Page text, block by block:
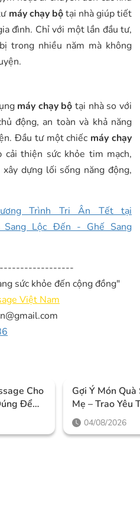
máy chạy bộtại nhà giúp tiết
đình. Chỉ với một lần đầu tư,
trong nhiều năm mà không
máy chạy bộtại nhà so với
động, an toàn và khả năng
Đầu tư một chiếc máy chạy
cải thiện sức khỏe tim mạch,
dựng lối sống năng động,
Trình Tri Ân Tết tại
Sang Lộc Đến - Ghế Sang
sức khỏe đến cộng đồng"
Việt Nam
Cho
Để
Gợi Ý Món Quà
Mẹ – Trao Yêu
Quan Tâm
04/08/2026